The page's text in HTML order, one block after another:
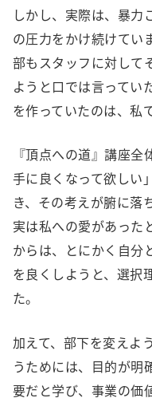
しかし、実際は、暴力
の圧力をかけ続けてい
部もスタッフに対して
ようと口では言ってい
を作っていたのは、私
『頂点への道』講座
手に良くなって欲しい
き、その考えが腑に落
実は私への愛があった
からは、とにかく自分
を良くしようと、選択
た。
加えて、部下を変えよ
うためには、目的が明
要だと学び、事業の価